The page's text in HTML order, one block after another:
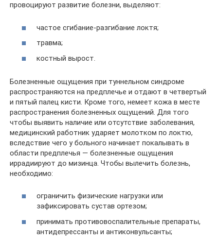
провоцируют развитие болезни, выделяют:
частое сгибание-разгибание локтя;
травма;
костный вырост.
Болезненные ощущения при туннельном синдроме
распространяются на предплечье и отдают в четвертый
и пятый палец кисти. Кроме того, немеет кожа в месте
распространения болезненных ощущений. Для того
чтобы выявить наличие или отсутствие заболевания,
медицинский работник ударяет молотком по локтю,
вследствие чего у больного начинает покалывать в
области предплечья — болезненные ощущения
иррадиируют до мизинца. Чтобы вылечить болезнь,
необходимо:
ограничить физические нагрузки или
зафиксировать сустав ортезом;
принимать противовоспалительные препараты,
антидепрессанты и антиконвульсанты;